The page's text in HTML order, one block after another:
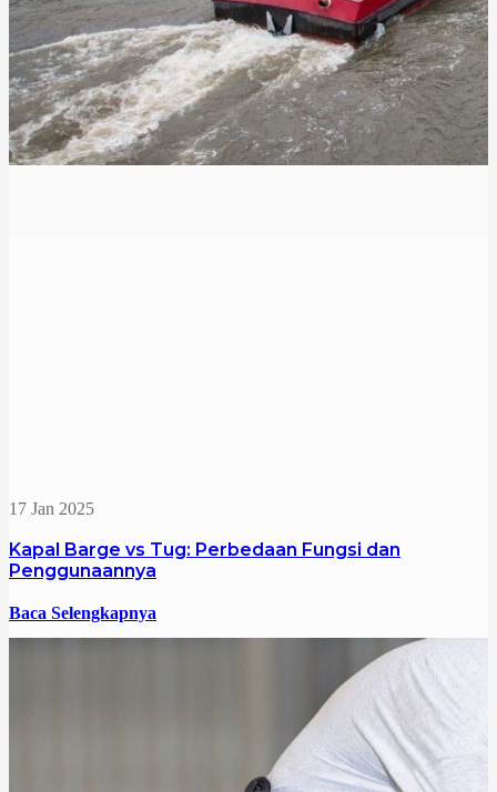
17 Jan 2025
Kapal Barge vs Tug: Perbedaan Fungsi dan
Penggunaannya
Baca Selengkapnya